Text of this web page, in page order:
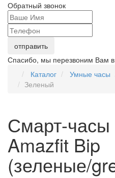
Обратный звонок
Спасибо, мы перезвоним Вам
Каталог
Умные часы
Зеленый
Смарт-часы
Amazfit Bip
(зеленые/